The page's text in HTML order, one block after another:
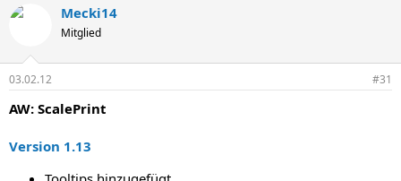
Mecki14
Mitglied
03.02.12 #31
AW: ScalePrint
Version 1.13